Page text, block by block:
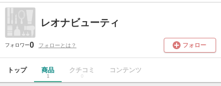
レオナビューティ
フォロワー0 フォローとは？ フォロー
トップ 商品
1
クチコミ
0
コンテンツ